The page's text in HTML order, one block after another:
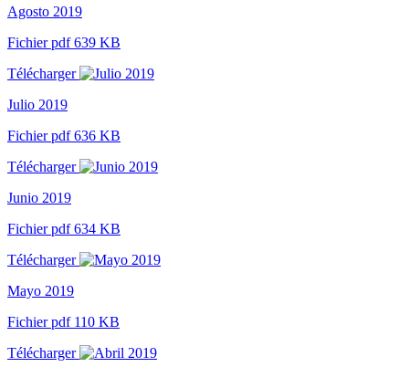
Agosto 2019
Fichier pdf 639 KB
Télécharger
Julio 2019
Fichier pdf 636 KB
Télécharger
Junio 2019
Fichier pdf 634 KB
Télécharger
Mayo 2019
Fichier pdf 110 KB
Télécharger